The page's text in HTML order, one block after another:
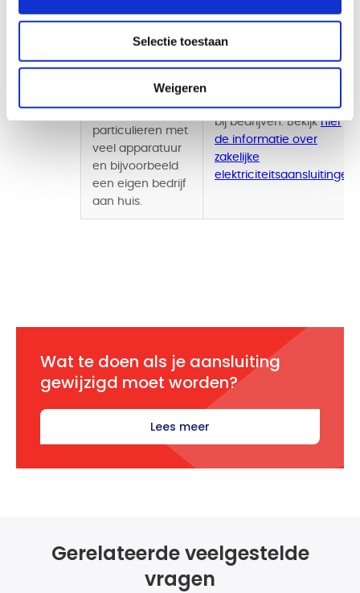
Selectie toestaan
Weigeren
3x80 A Groter dan 3x80 A
De 3x80 ampère-
particulieren met
veel apparatuur
en bijvoorbeeld
een eigen bedrijf
aan huis.
dan 3x80 ampère zie je
bij bedrijven. Bekijkhier
de informatie over
zakelijke
elektriciteitsaansluitingen
Wat te doen als je aansluiting
gewijzigd moet worden?
Lees meer
Gerelateerde veelgestelde
vragen